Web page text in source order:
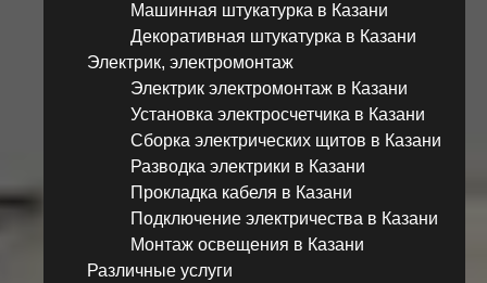
Машинная штукатурка в Казани
Декоративная штукатурка в Казани
Электрик, электромонтаж
Электрик электромонтаж в Казани
Установка электросчетчика в Казани
Сборка электрических щитов в Казани
Разводка электрики в Казани
Прокладка кабеля в Казани
Подключение электричества в Казани
Монтаж освещения в Казани
Различные услуги